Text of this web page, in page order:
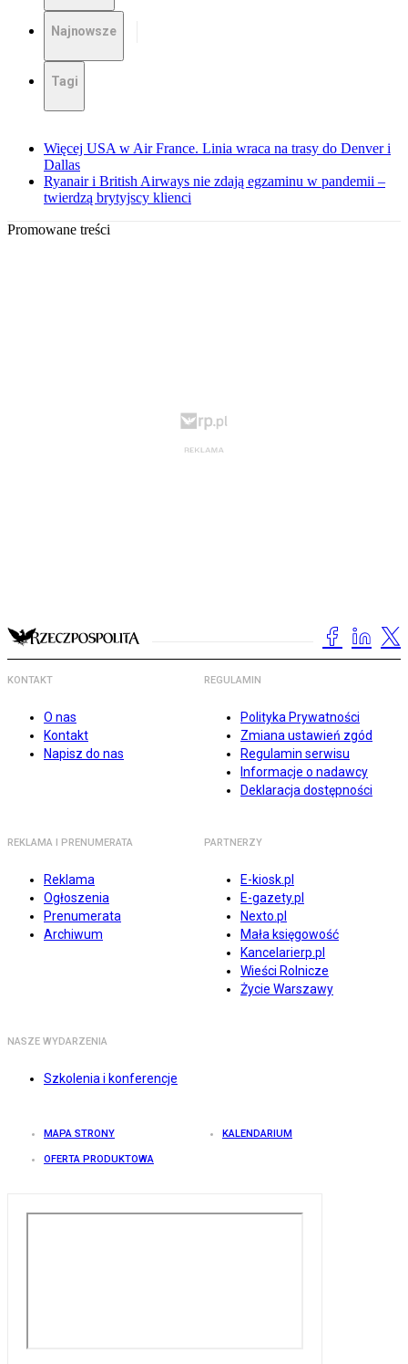
Najnowsze
Tagi
Więcej USA w Air France. Linia wraca na trasy do Denver i
Dallas
Ryanair i British Airways nie zdają egzaminu w pandemii –
twierdzą brytyjscy klienci
Promowane treści
KONTAKT
O nas
Kontakt
Napisz do nas
REGULAMIN
Polityka Prywatności
Zmiana ustawień zgód
Regulamin serwisu
Informacje o nadawcy
Deklaracja dostępności
REKLAMA I PRENUMERATA
Reklama
Ogłoszenia
Prenumerata
Archiwum
PARTNERZY
E-kiosk.pl
E-gazety.pl
Nexto.pl
Mała księgowość
Kancelarierp.pl
Wieści Rolnicze
Życie Warszawy
NASZE WYDARZENIA
Szkolenia i konferencje
MAPA STRONY KALENDARIUM
OFERTA PRODUKTOWA